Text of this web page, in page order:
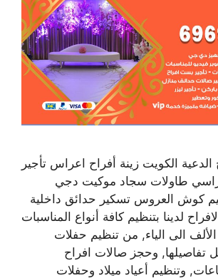
الكويت زينة أفراح اعراس تأجير
طاولات سجاد موكيت دجي
كوش العروس تسكير حدائق داخلية
لدينا بتنظيم كافة أنواع المناسبات
الى الياء, من تنظيم حفلات
تفاصيلها, وحجز صالات افراح
وتنظيم أعياد ميلاد وحفلات